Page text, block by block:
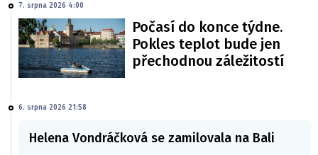
7. srpna 2026 4:00
Počasí do konce týdne.
Pokles teplot bude jen
přechodnou záležitostí
6. srpna 2026 21:58
Helena Vondráčková se zamilovala na Bali